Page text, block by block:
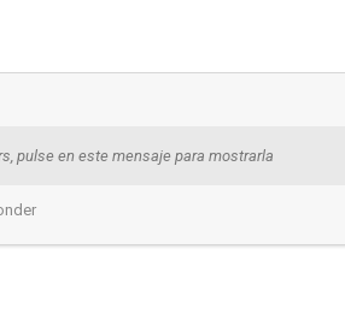
pulse en este mensaje para mostrarla